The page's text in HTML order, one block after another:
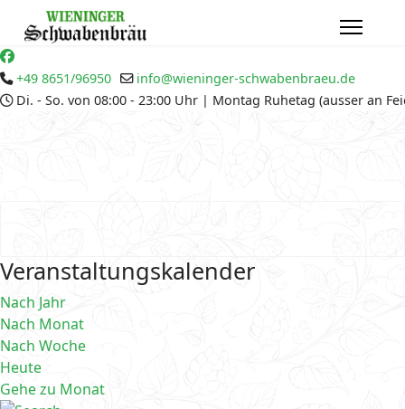
+49 8651/96950
info@wieninger-schwabenbraeu.de
Di. - So. von 08:00 - 23:00 Uhr | Montag Ruhetag (ausser an
Veranstaltungskalender
Nach Jahr
Nach Monat
Nach Woche
Heute
Gehe zu Monat